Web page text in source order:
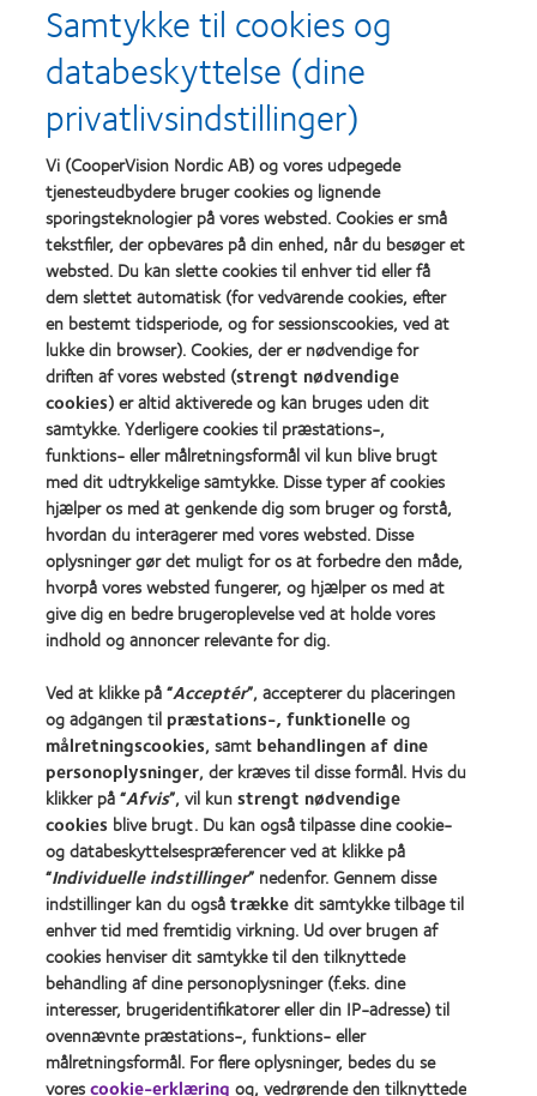
Learn
more
about
Prisen
Silmo
d’Or
for
bedste
produkt,
med
MyDay®
(2013)
Learn
more
about
Contact
Product
of
the
Year
(2013)
Learn
more
about
Best
Companies
for
Leaders
2012
&
2010
(2012)
Learn
more
about
Best
Factory
Awards
2011
(2011)
Learn
more
about
ODMA
2011
(2011)
Learn
more
about
2012
REBRAND
100®
Global
Award
(2012)
Vores produkter
Kontaktlinseteknologi
Kontaktlinser og syn
Ny bruger
Erfaren bruger
Om os
Karriere
Nyheder og medier
Kontakt os
Legal
Persondatapolitik
Samtykke til cookies og
databeskyttelse (dine
privatlivsindstillinger)
Vi (CooperVision Nordic AB) og vores udpegede
tjenesteudbydere bruger cookies og lignende
sporingsteknologier på vores websted. Cookies er små
tekstfiler, der opbevares på din enhed, når du besøger et
websted. Du kan slette cookies til enhver tid eller få
dem slettet automatisk (for vedvarende cookies, efter
en bestemt tidsperiode, og for sessionscookies, ved at
lukke din browser). Cookies, der er nødvendige for
driften af vores websted (strengt nødvendige
cookies) er altid aktiverede og kan bruges uden dit
samtykke. Yderligere cookies til præstations-,
funktions- eller målretningsformål vil kun blive brugt
med dit udtrykkelige samtykke. Disse typer af cookies
hjælper os med at genkende dig som bruger og forstå,
hvordan du interagerer med vores websted. Disse
oplysninger gør det muligt for os at forbedre den måde,
hvorpå vores websted fungerer, og hjælper os med at
give dig en bedre brugeroplevelse ved at holde vores
indhold og annoncer relevante for dig.
Ved at klikke på “Acceptér”, accepterer du placeringen
og adgangen til præstations-, funktionelleog
målretningscookies, samt behandlingen af dine
personoplysninger, der kræves til disse formål. Hvis du
klikker på “Afvis”, vil kunstrengt nødvendige
cookies blive brugt. Du kan også tilpasse dine cookie-
og databeskyttelsespræferencer ved at klikke på
“Individuelle indstillinger” nedenfor. Gennem disse
indstillinger kan du ogsåtrækkedit samtykke tilbage til
enhver tid med fremtidig virkning. Ud over brugen af
cookies henviser dit samtykke til den tilknyttede
behandling af dine personoplysninger (f.eks. dine
interesser, brugeridentifikatorer eller din IP-adresse) til
ovennævnte præstations-, funktions- eller
målretningsformål. For flere oplysninger, bedes du se
vorescookie-erklæring og, vedrørende den tilknyttede